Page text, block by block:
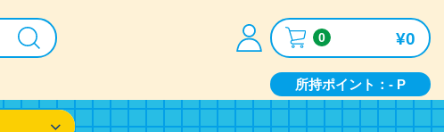
0 ¥0
所持ポイント：- P